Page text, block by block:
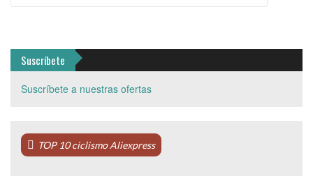
Suscríbete
Suscríbete a nuestras ofertas
TOP 10 ciclismo Aliexpress